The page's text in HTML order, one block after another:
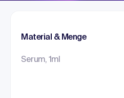
Material & Menge
Serum, 1ml